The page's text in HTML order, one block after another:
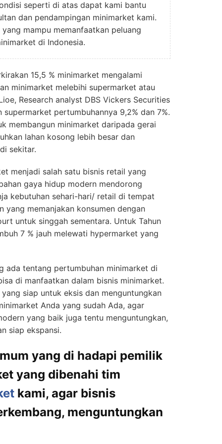
seperti di atas dapat kami bantu
dan pendampingan minimarket kami.
mampu memanfaatkan peluang
di Indonesia.
15,5 % minimarket mengalami
minimarket melebihi supermarket atau
Research analyst DBS Vickers Securities
pertumbuhannya 9,2% dan 7%.
membangun minimarket daripada gerai
lahan kosong lebih besar dan
sekitar.
menjadi salah satu bisnis retail yang
gaya hidup modern mendorong
kebutuhan sehari-hari/ retail di tempat
yang memanjakan konsumen dengan
untuk singgah sementara. Untuk Tahun
7 % jauh melewati hypermarket yang
ada tentang pertumbuhan minimarket di
di manfaatkan dalam bisnis minimarket.
siap untuk eksis dan menguntungkan
Anda yang sudah Ada, agar
yang baik juga tentu menguntungkan,
siap ekspansi.
yang di hadapi pemilik
yang dibenahi tim
kami, agar bisnis
menguntungkan